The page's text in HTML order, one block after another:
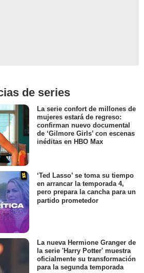
de series
La serie confort de millones de
mujeres estará de regreso:
confirman nuevo documental
de ‘Gilmore Girls’ con escenas
inéditas en HBO Max
‘Ted Lasso’ se toma su tiempo
en arrancar la temporada 4,
pero prepara la cancha para un
partido prometedor
La nueva Hermione Granger de
la serie 'Harry Potter' muestra
oficialmente su transformación
para la segunda temporada